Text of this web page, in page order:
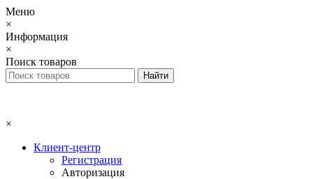
Меню
×
Информация
×
Поиск товаров
×
Клиент-центр
Регистрация
Авторизация